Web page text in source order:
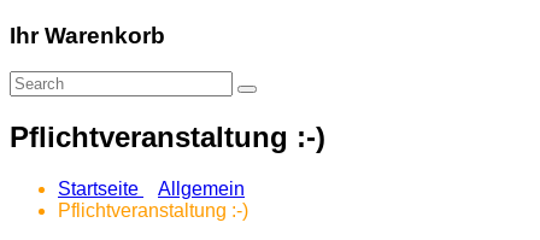
Ihr Warenkorb
Pflichtveranstaltung :-)
Startseite
Allgemein
Pflichtveranstaltung :-)